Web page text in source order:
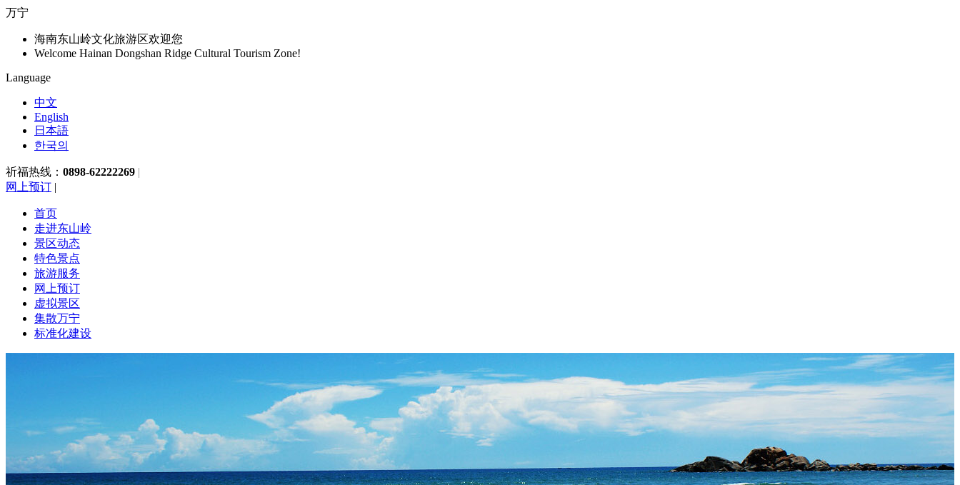
万宁
海南东山岭文化旅游区欢迎您
Welcome Hainan Dongshan Ridge Cultural Tourism Zone!
Language
中文
English
日本語
한국의
祈福热线： 0898-62222269 |
网上预订 |
首页
走进东山岭
景区动态
特色景点
旅游服务
网上预订
虚拟景区
集散万宁
标准化建设